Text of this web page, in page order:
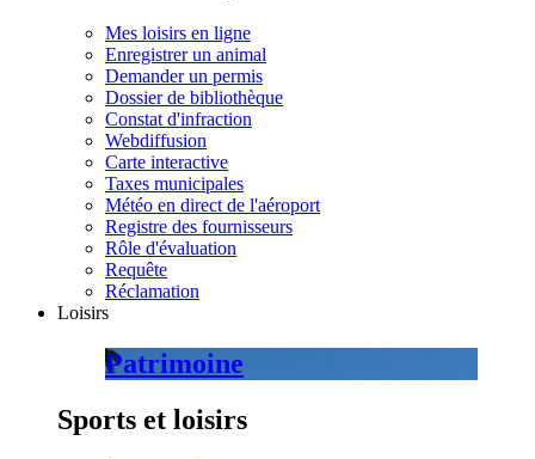
Mes loisirs en ligne
Enregistrer un animal
Demander un permis
Dossier de bibliothèque
Constat d'infraction
Webdiffusion
Carte interactive
Taxes municipales
Météo en direct de l'aéroport
Registre des fournisseurs
Rôle d'évaluation
Requête
Réclamation
Loisirs
Patrimoine
Sports et loisirs